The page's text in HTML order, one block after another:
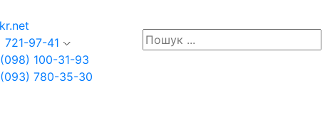
97-41
100-31-93
780-35-30